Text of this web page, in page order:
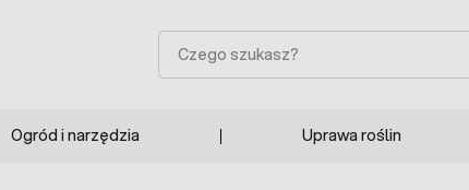
Szukaj
Ogród i narzędzia Uprawa roślin